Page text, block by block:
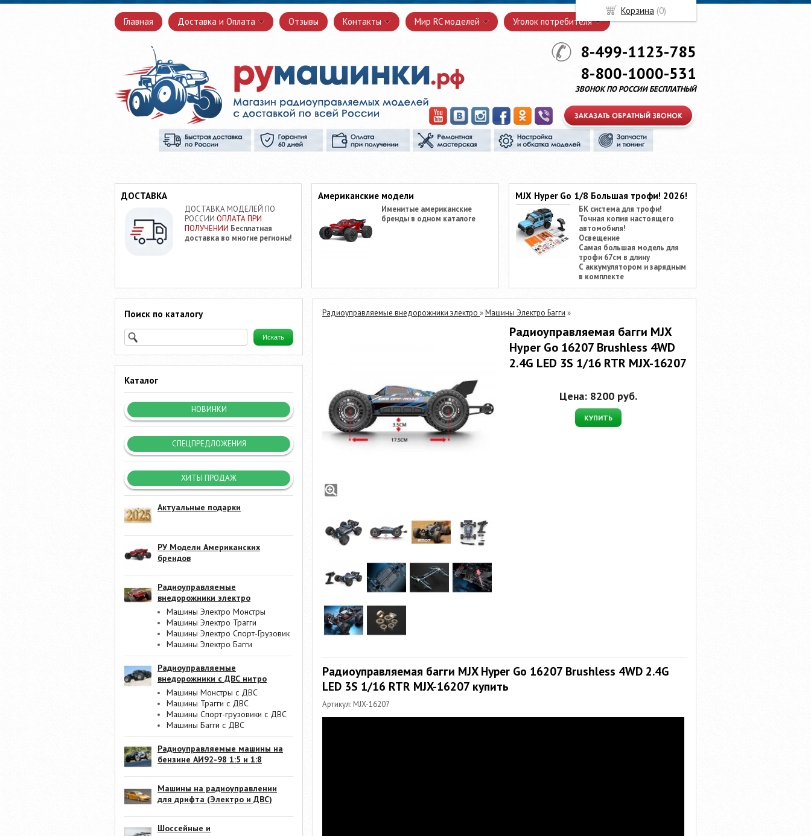
Главная Доставка и Оплата Отзывы Контакты Мир RC моделей Уголок потребителя
8-499-1123-785
8-800-1000-531
ЗВОНОК ПО РОССИИ БЕСПЛАТНЫЙ
ДОСТАВКА
ДОСТАВКА МОДЕЛЕЙ ПО
РОССИИ ОПЛАТА ПРИ
ПОЛУЧЕНИИ Бесплатная
доставка во многие регионы!
Американские модели
Именитые американские
бренды в одном каталоге
MJX Hyper Go 1/8 Большая трофи! 2026!
БК система для трофи!
Точная копия настоящего
автомобиля!
Освещение
Самая большая модель для
трофи 67см в длину
С аккумулятором и зарядным
в комплекте
Поиск по каталогу
Каталог
НОВИНКИ
СПЕЦПРЕДЛОЖЕНИЯ
ХИТЫ ПРОДАЖ
Актуальные подарки
РУ Модели Американских
брендов
Радиоуправляемые
внедорожники электро
Машины Электро Монстры
Машины Электро Трагги
Машины Электро Спорт-Грузовик
Машины Электро Багги
Радиоуправляемые
внедорожники с ДВС нитро
Машины Монстры с ДВС
Машины Трагги с ДВС
Машины Спорт-грузовики с ДВС
Машины Багги с ДВС
Радиоуправляемые машины на
бензине АИ92-98 1:5 и 1:8
Машины на радиоуправлении
для дрифта (Электро и ДВС)
Шоссейные и
Радиоуправляемые внедорожники электро »Машины Электро Багги »
Радиоуправляемая багги MJX
Hyper Go 16207 Brushless 4WD
2.4G LED 3S 1/16 RTR MJX-16207
Цена: 8200руб.
КУПИТЬ
Радиоуправляемая багги MJX Hyper Go 16207 Brushless 4WD 2.4G
LED 3S 1/16 RTR MJX-16207 купить
Артикул: MJX-16207
Корзина (0)